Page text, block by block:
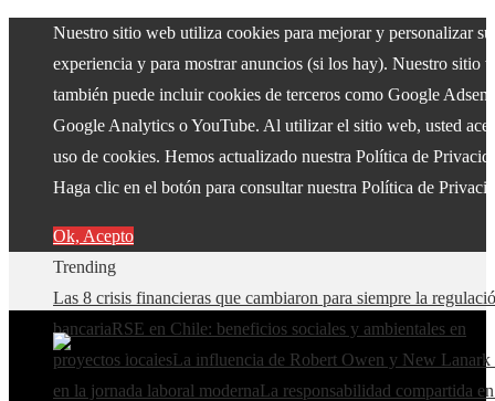
Nuestro sitio web utiliza cookies para mejorar y personalizar su
experiencia y para mostrar anuncios (si los hay). Nuestro sitio
también puede incluir cookies de terceros como Google
Google Analytics o YouTube. Al utilizar el sitio web, usted
uso de cookies. Hemos actualizado nuestra Política de
Haga clic en el botón para consultar nuestra Política de
Ok, Acepto
Trending
Las 8 crisis financieras que cambiaron para siempre la
bancariaRSE en Chile: beneficios sociales y ambientales en
proyectos localesLa influencia de Robert Owen y New
en la jornada laboral modernaLa responsabilidad compartida